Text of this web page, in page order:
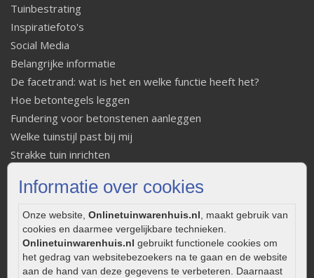
Informatie over cookies
Onze website, Onlinetuinwarenhuis.nl, maakt gebruik van
cookies en daarmee vergelijkbare technieken.
Onlinetuinwarenhuis.nl gebruikt functionele cookies om
het gedrag van websitebezoekers na te gaan en de website
aan de hand van deze gegevens te verbeteren. Daarnaast
Tuinbestrating
Inspiratiefoto's
Social Media
Belangrijke informatie
De facetrand: wat is het en welke functie heeft het?
Hoe betontegels leggen
Fundering voor betonstenen aanleggen
Welke tuinstijl past bij mij
Strakke tuin inrichten
Onderhoud van gebakken bestrating
Aanlegtips voor gebakken bestrating
Zelf een terras aanleggen
Kleine stadstuin inrichten
0320 – 219170